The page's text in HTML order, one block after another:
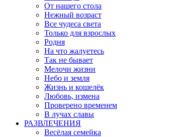
От нашего стола
Нежный возраст
Все чудеса света
Только для взрослых
Родня
На что жалуетесь
Так не бывает
Мелочи жизни
Небо и земля
Жизнь и кошелёк
Любовь, измена
Проверено временем
В лучах славы
РАЗВЛЕЧЕНИЯ
Весёлая семейка